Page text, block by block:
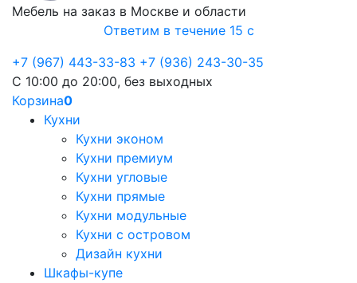
Мебель на заказ в Москве и области
Ответим в течение 15 с
+7 (967) 443-33-83 +7 (936) 243-30-35
С 10:00 до 20:00, без выходных
Корзина0
Кухни
Кухни эконом
Кухни премиум
Кухни угловые
Кухни прямые
Кухни модульные
Кухни с островом
Дизайн кухни
Шкафы-купе